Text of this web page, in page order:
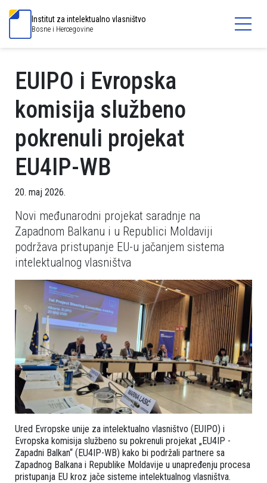
Institut za intelektualno vlasništvo
Bosne i Hercegovine
EUIPO i Evropska
komisija službeno
pokrenuli projekat
EU4IP-WB
20. maj 2026.
Novi međunarodni projekat saradnje na
Zapadnom Balkanu i u Republici Moldaviji
podržava pristupanje EU-u jačanjem sistema
intelektualnog vlasništva
Ured Evropske unije za intelektualno vlasništvo (EUIPO) i
Evropska komisija službeno su pokrenuli projekat „EU4IP -
Zapadni Balkan“ (EU4IP-WB) kako bi podržali partnere sa
Zapadnog Balkana i Republike Moldavije u unapređenju procesa
pristupanja EU kroz jače sisteme intelektualnog vlasništva.